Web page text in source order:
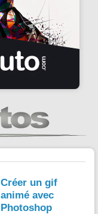
Créer un gif
animé avec
Photoshop